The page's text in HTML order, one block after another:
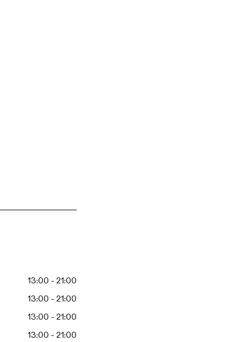
13:00 - 21:00
13:00 - 21:00
13:00 - 21:00
13:00 - 21:00